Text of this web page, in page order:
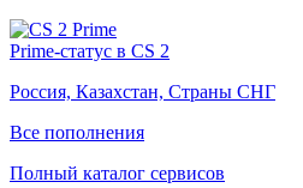
Prime-статус в CS 2
Россия, Казахстан, Страны СНГ
Все пополнения
Полный каталог сервисов